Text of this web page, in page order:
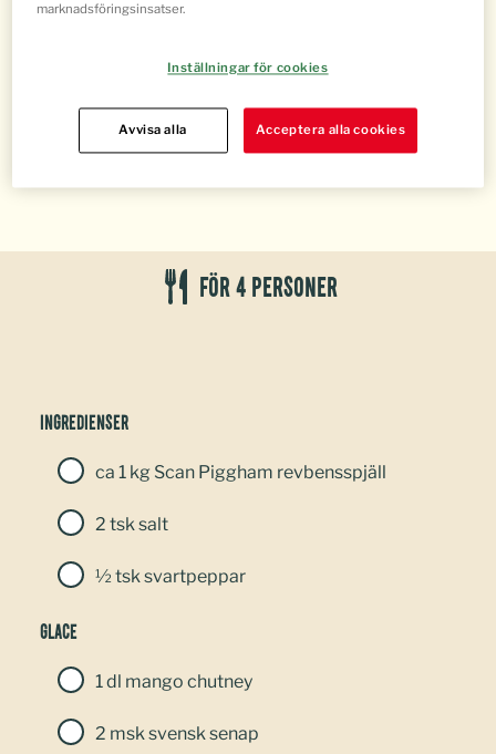
För 4 personer
Ingredienser
ca 1 kg Scan Piggham revbensspjäll
2 tsk salt
½ tsk svartpeppar
GLACE
1 dl mango chutney
2 msk svensk senap
marknadsföringsinsatser.
Inställningar för cookies
Avvisa alla Acceptera alla cookies